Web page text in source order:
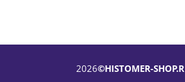
2026©HISTOMER-